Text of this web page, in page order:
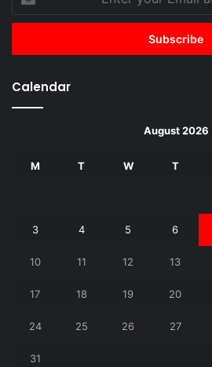
your
Email
Calendar
August 2026
M T W T
3 4 5 6
10 11 12 13
17 18 19 20
24 25 26 27
31